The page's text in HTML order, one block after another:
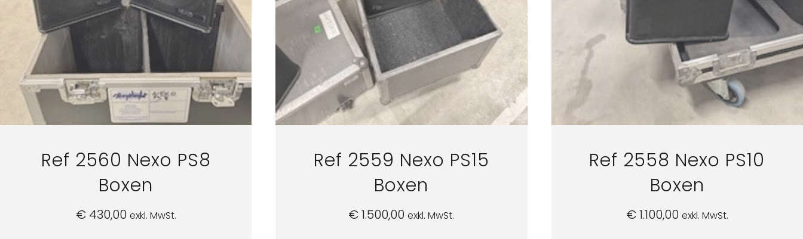
Ref 2560 Nexo PS8
Boxen
€430,00 exkl. MwSt.
Ref 2559 Nexo PS15
Boxen
€1.500,00 exkl. MwSt.
Ref 2558 Nexo PS10
Boxen
€1.100,00 exkl. MwSt.